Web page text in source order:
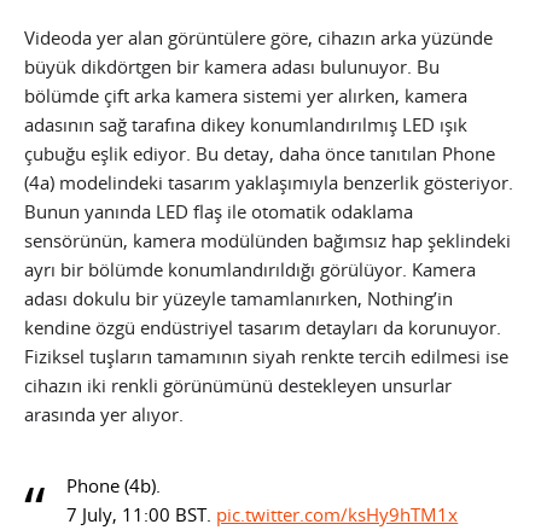
Videoda yer alan görüntülere göre, cihazın arka yüzünde
büyük dikdörtgen bir kamera adası bulunuyor. Bu
bölümde çift arka kamera sistemi yer alırken, kamera
adasının sağ tarafına dikey konumlandırılmış LED ışık
çubuğu eşlik ediyor. Bu detay, daha önce tanıtılan Phone
(4a) modelindeki tasarım yaklaşımıyla benzerlik gösteriyor.
Bunun yanında LED flaş ile otomatik odaklama
sensörünün, kamera modülünden bağımsız hap şeklindeki
ayrı bir bölümde konumlandırıldığı görülüyor. Kamera
adası dokulu bir yüzeyle tamamlanırken, Nothing’in
kendine özgü endüstriyel tasarım detayları da korunuyor.
Fiziksel tuşların tamamının siyah renkte tercih edilmesi ise
cihazın iki renkli görünümünü destekleyen unsurlar
arasında yer alıyor.
Phone (4b).
7 July, 11:00 BST. pic.twitter.com/ksHy9hTM1x